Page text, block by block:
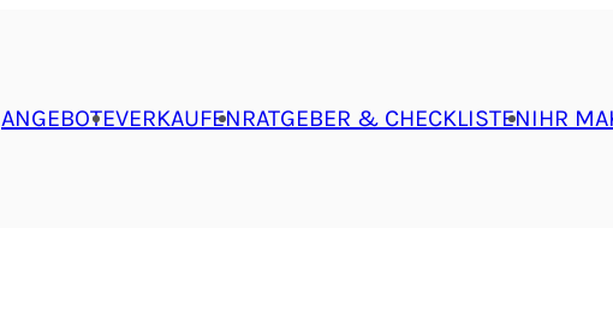
ANGEBOTEVERKAUFENRATGEBER & CHECKLISTENIHR